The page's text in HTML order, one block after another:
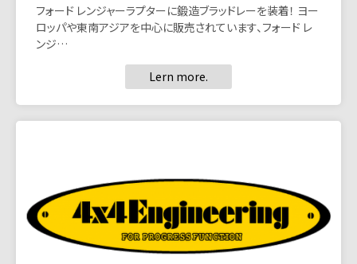
フォード レンジャーラプターに鍛造ブラッドレーを装着！ ヨー
ロッパや東南アジアを中心に販売されています、フォード レ
ンジ…
Lern more.